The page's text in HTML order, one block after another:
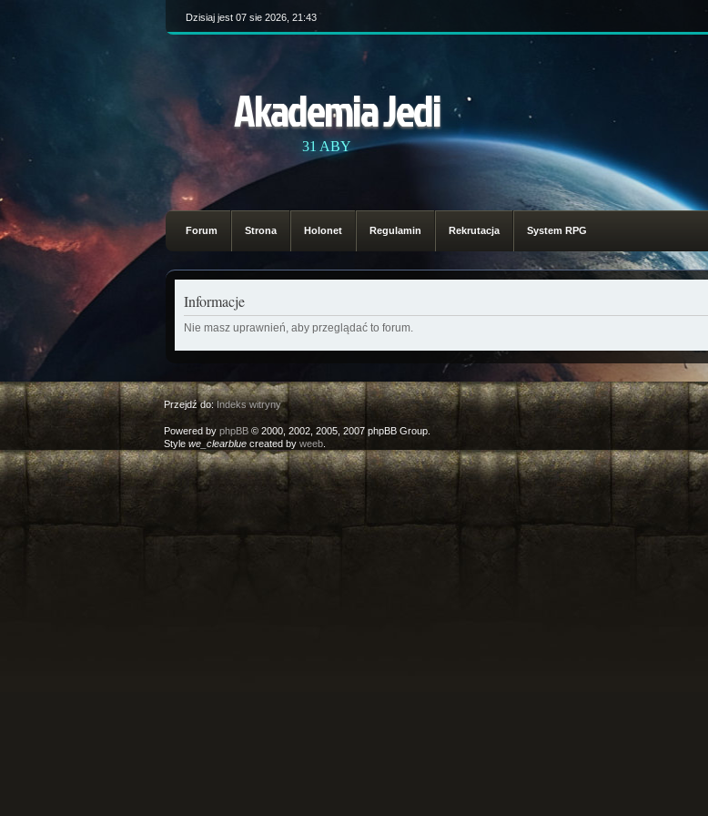
Dzisiaj jest 07 sie 2026, 21:43
Akademia Jedi
31 ABY
Forum Strona Holonet Regulamin Rekrutacja System RPG
Informacje
Nie masz uprawnień, aby przeglądać to forum.
Przejdź do:Indeks witryny
Powered by phpBB© 2000, 2002, 2005, 2007 phpBB Group.
Style we_clearbluecreated by weeb.